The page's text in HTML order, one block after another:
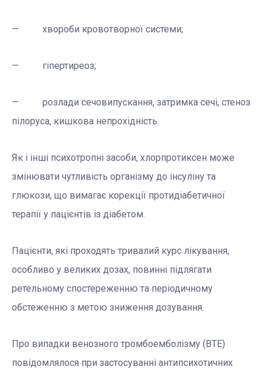
— хвороби кровотворної системи;
— гіпертиреоз;
— розлади сечовипускання, затримка сечі, стеноз
пілоруса, кишкова непрохідність.
Як і інші психотропні засоби, хлорпротиксен може
змінювати чутливість організму до інсуліну та
глюкози, що вимагає корекції протидіабетичної
терапії у пацієнтів із діабетом.
Пацієнти, які проходять тривалий курс лікування,
особливо у великих дозах, повинні підлягати
ретельному спостереженню та періодичному
обстеженню з метою зниження дозування.
Про випадки венозного тромбоемболізму (ВТЕ)
повідомлялося при застосуванні антипсихотичних